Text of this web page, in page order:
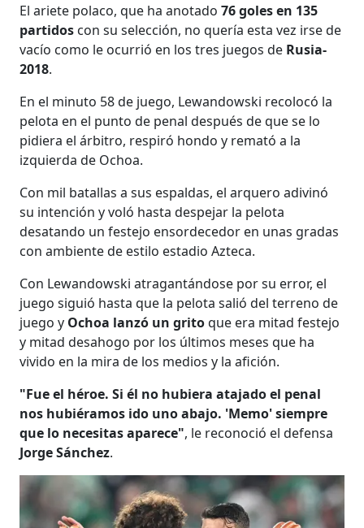
El ariete polaco, que ha anotado 76 goles en 135
partidos con su selección, no quería esta vez irse de
vacío como le ocurrió en los tres juegos de Rusia-
2018.
En el minuto 58 de juego, Lewandowski recolocó la
pelota en el punto de penal después de que se lo
pidiera el árbitro, respiró hondo y remató a la
izquierda de Ochoa.
Con mil batallas a sus espaldas, el arquero adivinó
su intención y voló hasta despejar la pelota
desatando un festejo ensordecedor en unas gradas
con ambiente de estilo estadio Azteca.
Con Lewandowski atragantándose por su error, el
juego siguió hasta que la pelota salió del terreno de
juego y Ochoa lanzó un gritoque era mitad festejo
y mitad desahogo por los últimos meses que ha
vivido en la mira de los medios y la afición.
"Fue el héroe. Si él no hubiera atajado el penal
nos hubiéramos ido uno abajo. 'Memo' siempre
que lo necesitas aparece", le reconoció el defensa
Jorge Sánchez.